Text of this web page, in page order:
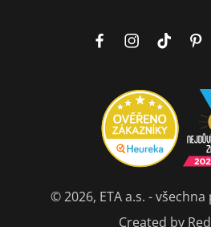
© 2026, ETA a.s. -
Created by